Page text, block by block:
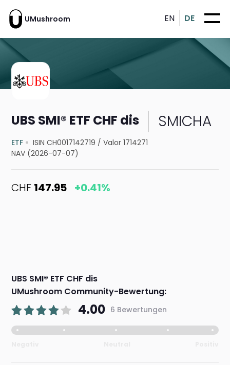
UMushroom EN DE
UBS SMI® ETF CHF dis SMICHA
ETF ISIN CH0017142719 /Valor 1714271
NAV (2026-07-07)
CHF 147.95 +0.41%
UBS SMI® ETF CHF dis
UMushroom Community-Bewertung:
4.00 6 Bewertungen